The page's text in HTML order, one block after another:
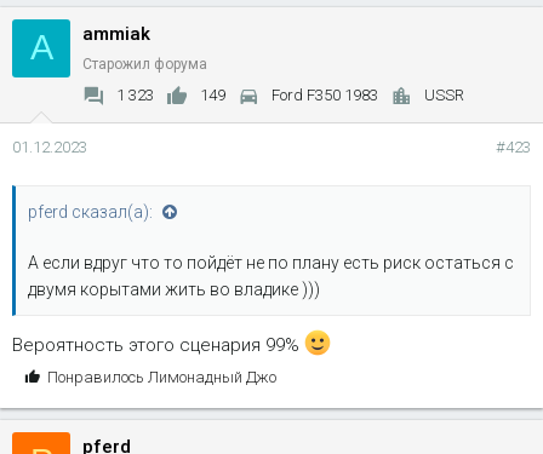
м
п
а
т
:
A ammiak
Старожил форума
1 323 149 Ford F350 1983 USSR
01.12.2023 #423
pferd сказал(а):
А если вдруг что то пойдёт не по плану есть риск остаться с
двумя корытами жить во владике )))
Вероятность этого сценария 99%
С
м
п
Понравилось Лимонадный Джо
pferd